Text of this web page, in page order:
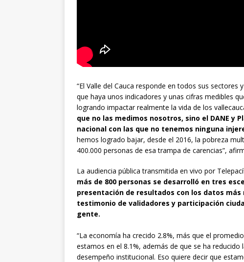
“El Valle del Cauca responde en todos sus
que haya unos indicadores y unas cifras medibles
logrando impactar realmente la vida de los
que no las medimos nosotros, sino el DANE y
nacional con las que no tenemos ninguna
hemos logrado bajar, desde el 2016, la pobreza
400.000 personas de esa trampa de carencias”,
La audiencia pública transmitida en vivo por
más de 800 personas se desarrolló en tres
presentación de resultados con los datos
testimonio de validadores y participación
gente.
“La economía ha crecido 2.8%, más que el
estamos en el 8.1%, además de que se ha
desempeño institucional. Eso quiere decir que